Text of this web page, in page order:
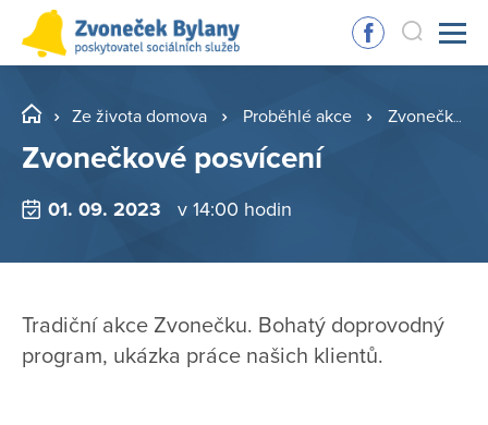
Ze života domova Proběhlé akce Zvonečkové posvícení
Zvonečkové posvícení
01. 09. 2023 v 14:00 hodin
Tradiční akce Zvonečku. Bohatý doprovodný
program, ukázka práce našich klientů.